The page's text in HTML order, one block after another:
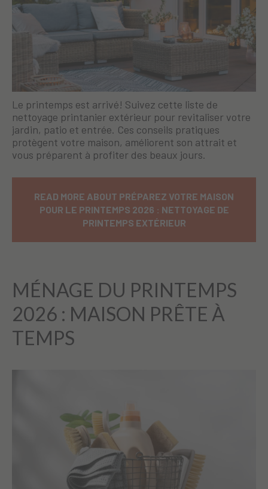
Le printemps est arrivé! Suivez cette liste de
nettoyage printanier extérieur pour revitaliser votre
jardin, patio et entrée. Ces conseils pratiques
protègent votre maison, améliorent son attrait et
vous préparent à profiter des beaux jours.
READ MORE ABOUT PRÉPAREZ VOTRE MAISON
POUR LE PRINTEMPS 2026 : NETTOYAGE DE
PRINTEMPS EXTÉRIEUR
MÉNAGE DU PRINTEMPS
2026 : MAISON PRÊTE À
TEMPS